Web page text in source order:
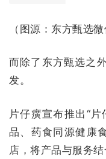
（图源：东方甄选微
而除了东方甄选之
发。
片仔癀宣布推出“
品、药食同源健康
店，将产品与服务结